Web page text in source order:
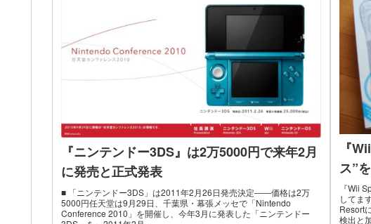
『ニンテンドー3DS』は2万5000円で来年2月
に発売と正式発表
■ 「ニンテンドー3DS」は2011年2月26日発売決定――価格は2万
5000円任天堂は9月29日、千葉県・幕張メッセで「Nintendo
Conference 2010」を開催し、今年3月に発表した「ニンテンドー
『
ス”
『Wii
してま
Resort
検出と